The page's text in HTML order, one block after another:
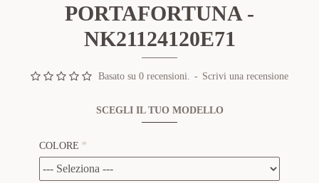
PORTAFORTUNA -
NK21124120E71
Basato su 0 recensioni. - Scrivi una recensione
SCEGLI IL TUO MODELLO
COLORE